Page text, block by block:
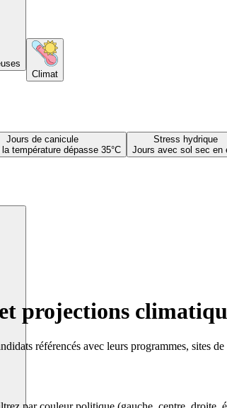
Climat
Jours de canicule
température dépasse 35°C
Stress hydrique
Jours avec sol sec en
projections
référencés avec leurs programmes, sites